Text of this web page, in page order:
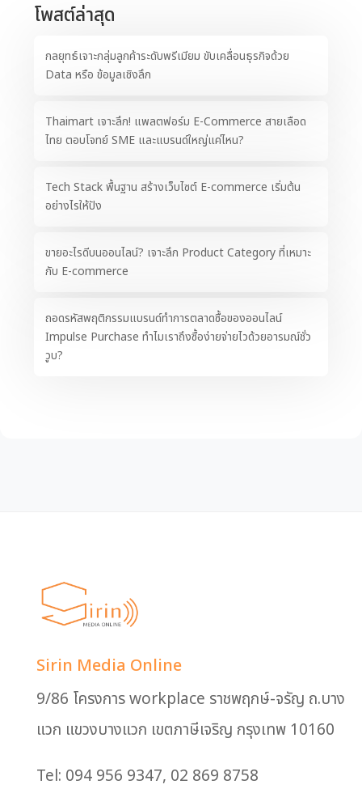
โพสต์ล่าสุด
กลยุทธ์เจาะกลุ่มลูกค้าระดับพรีเมียม ขับเคลื่อนธุรกิจด้วย
Data หรือ ข้อมูลเชิงลึก
Thaimart เจาะลึก! แพลตฟอร์ม E-Commerce สายเลือด
ไทย ตอบโจทย์ SME และแบรนด์ใหญ่แค่ไหน?
Tech Stack พื้นฐาน สร้างเว็บไซต์ E-commerce เริ่มต้น
อย่างไรให้ปัง
ขายอะไรดีบนออนไลน์? เจาะลึก Product Category ที่เหมาะ
กับ E-commerce
ถอดรหัสพฤติกรรมแบรนด์ทำการตลาดซื้อของออนไลน์
Impulse Purchase ทำไมเราถึงซื้อง่ายจ่ายไวด้วยอารมณ์ชั่ว
วูบ?
Sirin Media Online
9/86 โครงการ workplace ราชพฤกษ์-จรัญ ถ.บาง
แวก แขวงบางแวก เขตภาษีเจริญ กรุงเทพ 10160
Tel: 094 956 9347, 02 869 8758